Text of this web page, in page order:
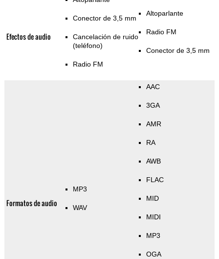
Efectos de audio
Conector de 3,5 mm
Cancelación de ruido
(teléfono)
Radio FM
Altoparlante
Radio FM
Conector de 3,5 mm
Formatos de audio
MP3
WAV
AAC
3GA
AMR
RA
AWB
FLAC
MID
MIDI
MP3
OGA